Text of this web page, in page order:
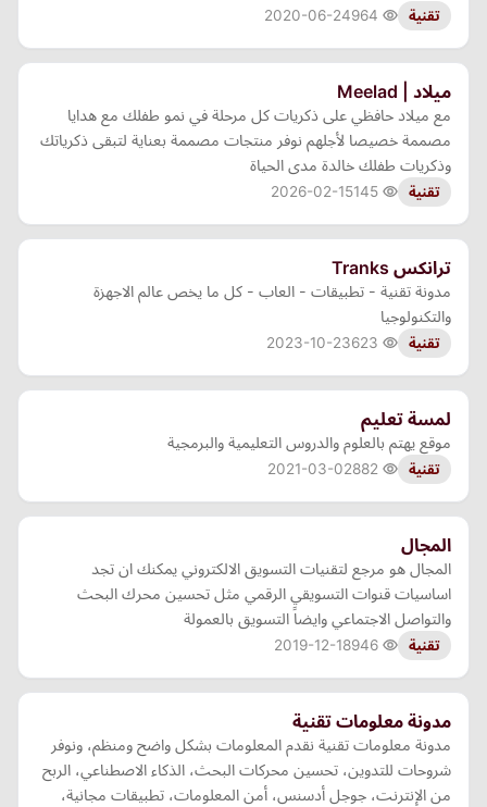
تقنية 2020-06-24
ميلاد | Meelad
مع ميلاد حافظي على ذكريات كل مرحلة في نمو طفلك مع هدايا
مصممة خصيصا لأجلهم نوفر منتجات مصممة بعناية لتبقى ذكرياتك
وذكريات طفلك خالدة مدى الحياة
تقنية 2026-02-15
ترانكس Tranks
مدونة تقنية - تطبيقات - العاب - كل ما يخص عالم الاجهزة
والتكنولوجيا
تقنية 2023-10-23
لمسة تعليم
موقع يهتم بالعلوم والدروس التعليمية والبرمجية
تقنية 2021-03-02
المجال
المجال هو مرجع لتقنيات التسويق الالكتروني يمكنك ان تجد
اساسيات قنوات التسويقي الرقمي مثل تحسين محرك البحث
والتواصل الاجتماعي وايضاً التسويق بالعمولة
تقنية 2019-12-18
مدونة معلومات تقنية
مدونة معلومات تقنية نقدم المعلومات بشكل واضح ومنظم، ونوفر
شروحات للتدوين، تحسين محركات البحث، الذكاء الاصطناعي، الربح
من الإنترنت، جوجل أدسنس، أمن المعلومات، تطبيقات مجانية،